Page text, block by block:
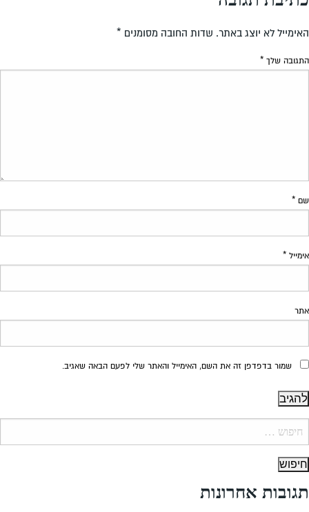
החובה מסומנים*
האימייל והאתר שלי לפעם הבאה שאגיב.